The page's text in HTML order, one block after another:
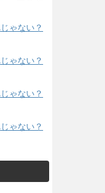
ゃない？
ゃない？
ゃない？
ゃない？